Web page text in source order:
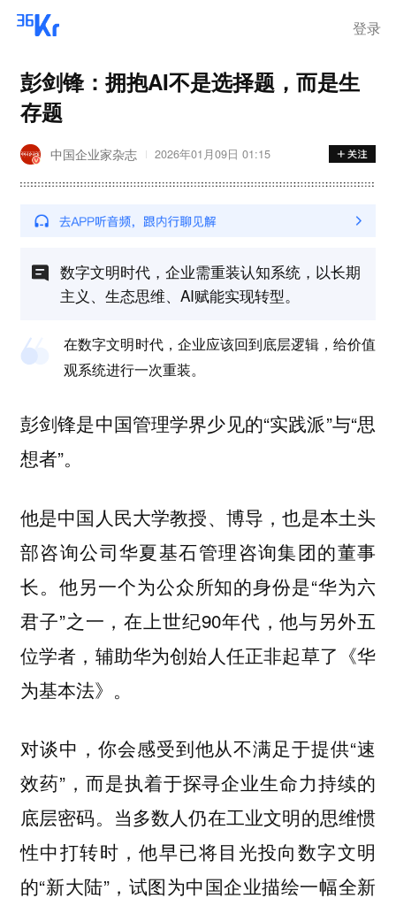
登录
彭剑锋：拥抱AI不是选择题，而是生
存题
中国企业家杂志 2026年01月09日 01:15
数字文明时代，企业需重装认知系统，以长期
主义、生态思维、AI赋能实现转型。
在数字文明时代，企业应该回到底层逻辑，给价值
观系统进行一次重装。
彭剑锋是中国管理学界少见的“实践派”与“思
想者”。
他是中国人民大学教授、博导，也是本土头
部咨询公司华夏基石管理咨询集团的董事
长。他另一个为公众所知的身份是“华为六
君子”之一，在上世纪90年代，他与另外五
位学者，辅助华为创始人任正非起草了《华
为基本法》。
对谈中，你会感受到他从不满足于提供“速
效药”，而是执着于探寻企业生命力持续的
底层密码。当多数人仍在工业文明的思维惯
性中打转时，他早已将目光投向数字文明
的“新大陆”，试图为中国企业描绘一幅全新